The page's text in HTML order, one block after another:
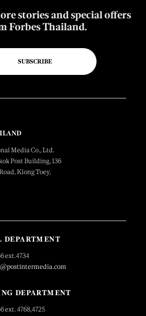
stories and special offers
Forbes Thailand.
SUBSCRIBE
Media Co., Ltd.
Post Building, 136
Klong Toey,
DEPARTMENT
ext.4734
DEPARTMENT
ext. 4768,4725